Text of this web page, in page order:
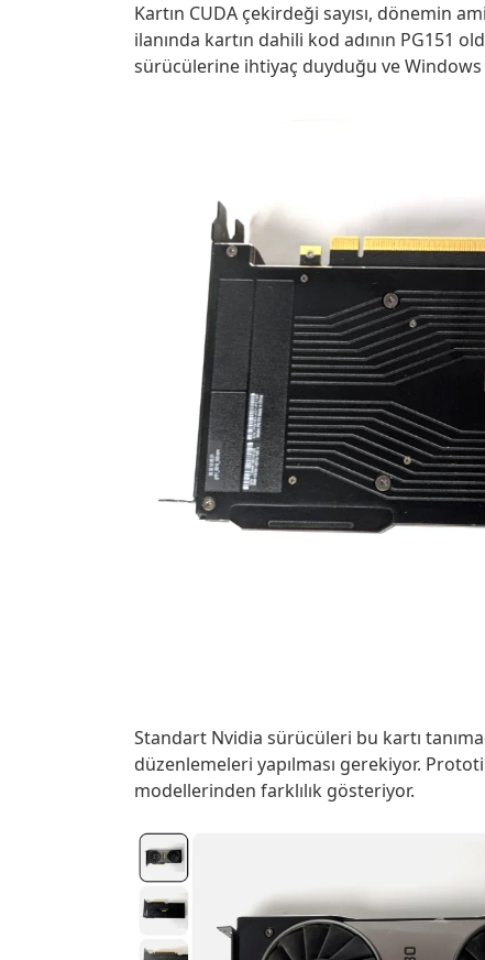
Kartın CUDA çekirdeği sayısı, dönemin
ilanında kartın dahili kod adının PG151
sürücülerine ihtiyaç duyduğu ve Windows
Standart Nvidia sürücüleri bu kartı
düzenlemeleri yapılması gerekiyor.
modellerinden farklılık gösteriyor.